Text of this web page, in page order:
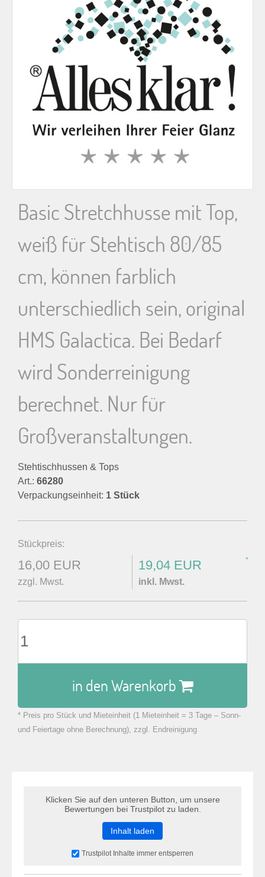
a
h
Basic Stretchhusse mit Top,
weiß für Stehtisch 80/85
cm, können farblich
unterschiedlich sein, original
HMS Galactica. Bei Bedarf
wird Sonderreinigung
berechnet. Nur für
Großveranstaltungen.
Stehtischhussen & Tops
Art.: 66280
Verpackungseinheit: 1 Stück
Stückpreis:
16,00 EUR
zzgl. Mwst.
19,04 EUR *
inkl. Mwst.
in den Warenkorb
zu Warenkorb hinzugefügt.
* Preis pro Stück und Mieteinheit (1 Mieteinheit = 3 Tage – Sonn-
und Feiertage ohne Berechnung), zzgl. Endreinigung
Klicken Sie auf den unteren Button, um unsere
Bewertungen bei Trustpilot zu laden.
Inhalt laden
Trustpilot Inhalte immer entsperren